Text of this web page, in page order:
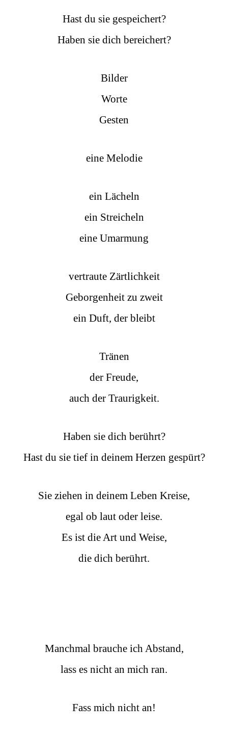
Hast du sie gespeichert?
Haben sie dich bereichert?
Bilder
Worte
Gesten
eine Melodie
ein Lächeln
ein Streicheln
eine Umarmung
vertraute Zärtlichkeit
Geborgenheit zu zweit
ein Duft, der bleibt
Tränen
der Freude,
auch der Traurigkeit.
Haben sie dich berührt?
Hast du sie tief in deinem Herzen gespürt?
Sie ziehen in deinem Leben Kreise,
egal ob laut oder leise.
Es ist die Art und Weise,
die dich berührt.
Manchmal brauche ich Abstand,
lass es nicht an mich ran.
Fass mich nicht an!